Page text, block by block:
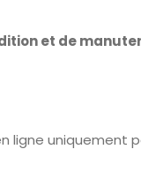
et de
ligne uniquement